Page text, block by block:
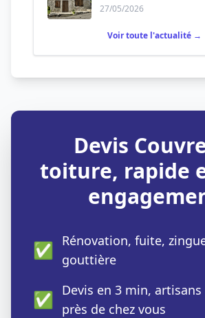
27/05/2026
Voir toute l'actualité →
Devis
toiture, rapide
✅ Rénovation, fuite,
gouttière
✅ Devis en 3 min,
près de chez vous